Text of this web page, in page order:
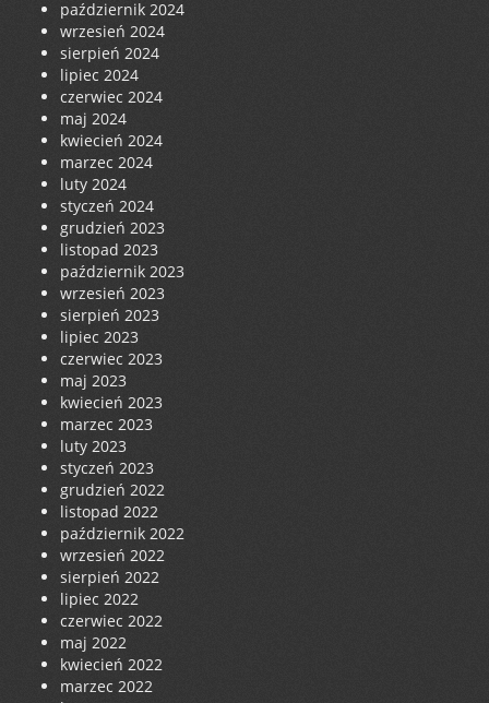
październik 2024
wrzesień 2024
sierpień 2024
lipiec 2024
czerwiec 2024
maj 2024
kwiecień 2024
marzec 2024
luty 2024
styczeń 2024
grudzień 2023
listopad 2023
październik 2023
wrzesień 2023
sierpień 2023
lipiec 2023
czerwiec 2023
maj 2023
kwiecień 2023
marzec 2023
luty 2023
styczeń 2023
grudzień 2022
listopad 2022
październik 2022
wrzesień 2022
sierpień 2022
lipiec 2022
czerwiec 2022
maj 2022
kwiecień 2022
marzec 2022